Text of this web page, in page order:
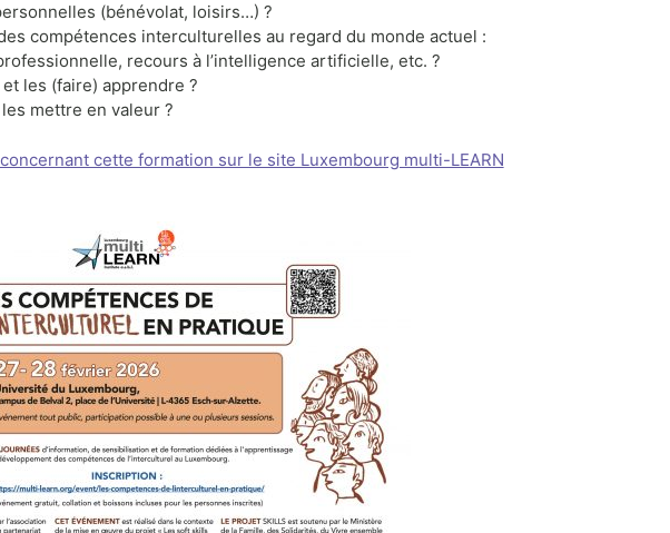
(bénévolat, loisirs…) ?
compétences interculturelles au regard du monde actuel :
recours à l’intelligence artificielle, etc. ?
les (faire) apprendre ?
mettre en valeur ?
cette formation sur le site Luxembourg multi-LEARN